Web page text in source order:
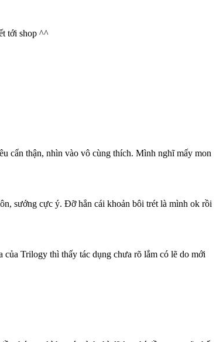
tới shop ^^
cẩn thận, nhìn vào vô cùng thích. Mình nghĩ mấy mon
sướng cực ý. Đỡ hẳn cái khoản bôi trét là mình ok rồi
Trilogy thì thấy tác dụng chưa rõ lắm có lẽ do mới